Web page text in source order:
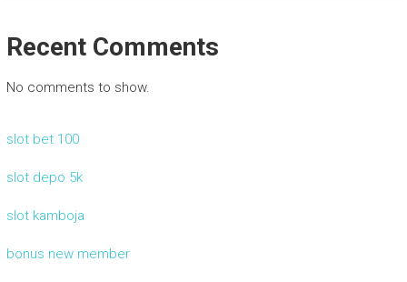
Recent Comments
No comments to show.
slot bet 100
slot depo 5k
slot kamboja
bonus new member